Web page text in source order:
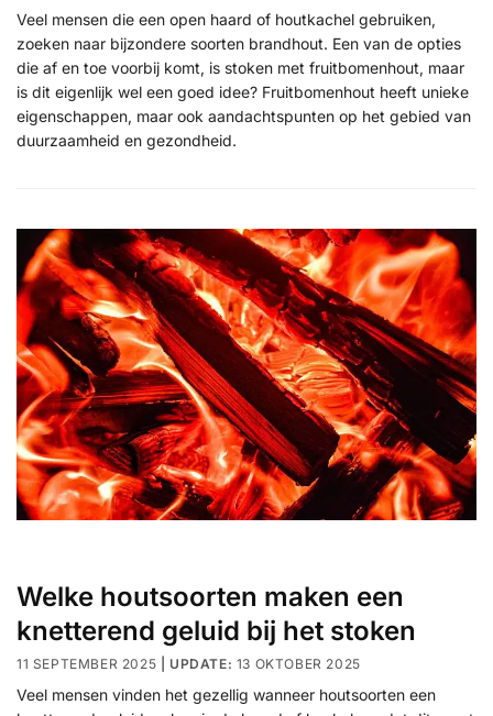
Veel mensen die een open haard of houtkachel gebruiken,
zoeken naar bijzondere soorten brandhout. Een van de opties
die af en toe voorbij komt, is stoken met fruitbomenhout, maar
is dit eigenlijk wel een goed idee? Fruitbomenhout heeft unieke
eigenschappen, maar ook aandachtspunten op het gebied van
duurzaamheid en gezondheid.
Welke houtsoorten maken een
knetterend geluid bij het stoken
11 SEPTEMBER 2025 13 OKTOBER 2025
Veel mensen vinden het gezellig wanneer houtsoorten een